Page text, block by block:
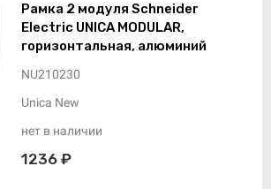
Рамка 2 модуля Schneider
Electric UNICA MODULAR,
горизонтальная, алюминий
NU210230
Unica New
нет в наличии
1236 ₽